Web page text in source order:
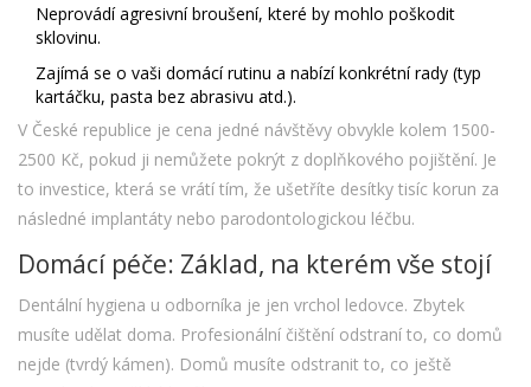
Neprovádí agresivní broušení, které by mohlo poškodit
sklovinu.
Zajímá se o vaši domácí rutinu a nabízí konkrétní rady (typ
kartáčku, pasta bez abrasivu atd.).
V České republice je cena jedné návštěvy obvykle kolem 1500-
2500 Kč, pokud ji nemůžete pokrýt z doplňkového pojištění. Je
to investice, která se vrátí tím, že ušetříte desítky tisíc korun za
následné implantáty nebo parodontologickou léčbu.
Domácí péče: Základ, na kterém vše stojí
Dentální hygiena u odborníka je jen vrchol ledovce. Zbytek
musíte udělat doma. Profesionální čištění odstraní to, co domů
nejde (tvrdý kámen). Domů musíte odstranit to, co ještě